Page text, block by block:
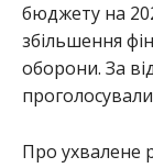
бюджету на
збільшення
оборони. За
Про ухвалене